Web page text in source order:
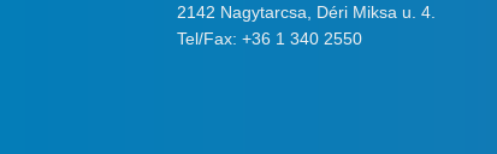
2142 Nagytarcsa, Déri Miksa u. 4.
Tel/Fax: +36 1 340 2550